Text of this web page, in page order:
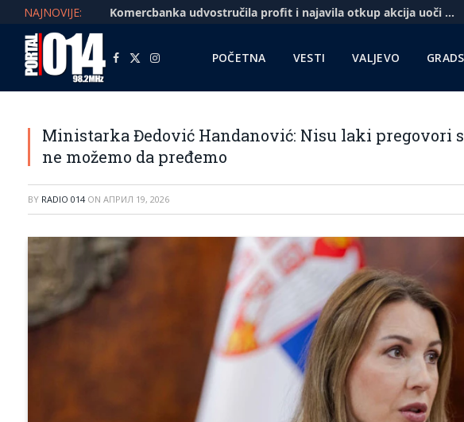
NAJNOVIJE: Komercbanka udvostručila profit i najavila otkup akcija uoči pregovora sa Unikreditom
Facebook
X
Instagram POČETNA VESTI VALJEVO
Ministarka Đedović Handanović: Nisu laki pregovori
ne možemo da pređemo
BY RADIO 014 ON АПРИЛ 19, 2026